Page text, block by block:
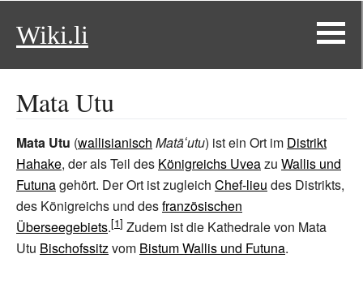
Wiki.li
Mata Utu
Mata Utu (wallisianisch Matāʻutu) ist ein Ort im Distrikt
Hahake, der als Teil des Königreichs Uveazu Wallis und
Futunagehört. Der Ort ist zugleich Chef-lieu des Distrikts,
des Königreichs und desfranzösischen
Überseegebiets.
Zudem ist die Kathedrale von Mata
Utu Bischofssitzvom Bistum Wallis und Futuna.